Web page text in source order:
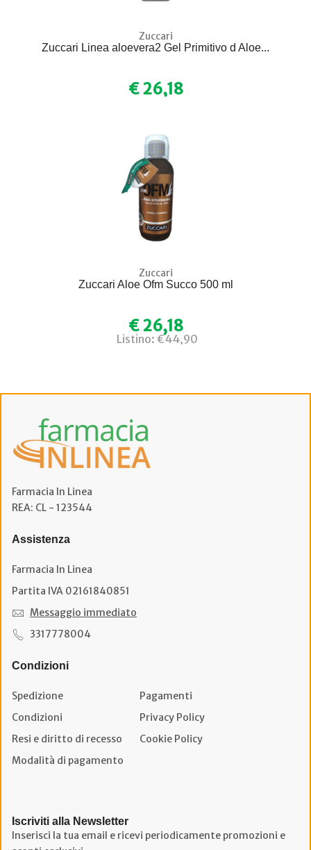
Zuccari
Zuccari Linea aloevera2 Gel Primitivo d Aloe...
€ 26,18
Zuccari
Zuccari Aloe Ofm Succo 500 ml
€ 26,18
Listino: €44,90
Farmacia In Linea
REA: CL - 123544
Assistenza
Farmacia In Linea
Partita IVA 02161840851
Messaggio immediato
3317778004
Condizioni
Spedizione
Pagamenti
Condizioni
Privacy Policy
Resi e diritto di recesso
Cookie Policy
Modalità di pagamento
Iscriviti alla Newsletter
Inserisci la tua email e ricevi periodicamente promozioni e